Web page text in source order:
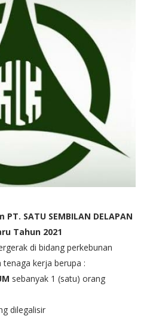
SATU SEMBILAN DELAPAN
Tahun 2021
di bidang perkebunan
kerja berupa :
sebanyak 1 (satu) orang
dilegalisir